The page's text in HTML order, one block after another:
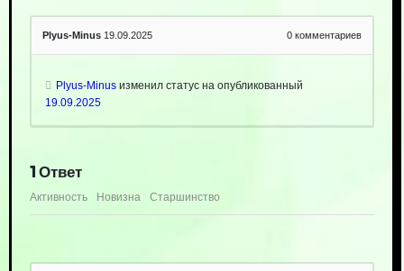
Plyus-Minus 19.09.2025 0 комментариев
Plyus-Minusизменил статус на опубликованный
19.09.2025
1Ответ
Активность Новизна Старшинство